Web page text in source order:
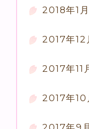
2018年1月
2017年12
2017年11
2017年10